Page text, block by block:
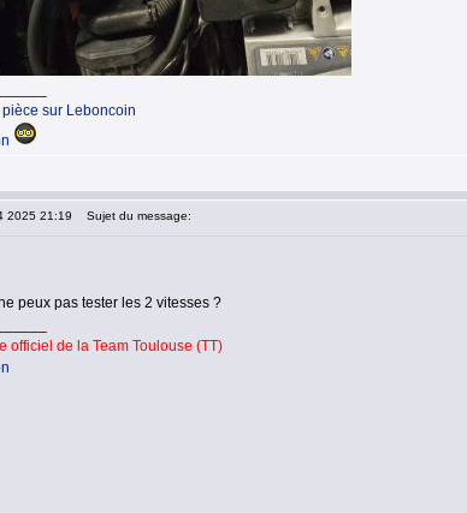
pièce sur Leboncoin
2025 21:19 Sujet du message:
peux pas tester les 2 vitesses ?
officiel de la Team Toulouse (TT)